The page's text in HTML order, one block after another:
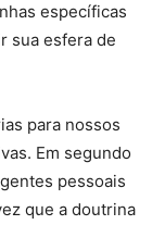
específicas
sua esfera de
para nossos
Em segundo
pessoais
que a doutrina